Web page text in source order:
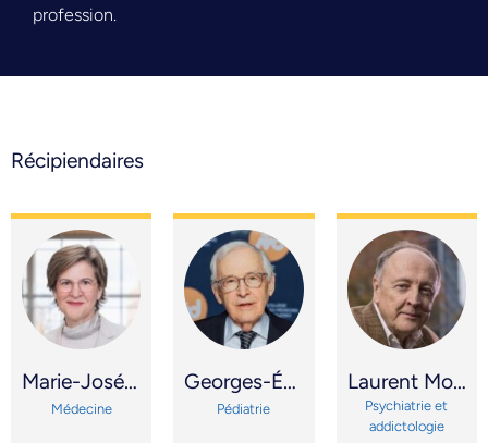
profession.
Récipiendaires
Marie-Josée Hébert
Médecine
Georges-Étienne Rivard
Pédiatrie
Laurent Mottron
Psychiatrie et
addictologie